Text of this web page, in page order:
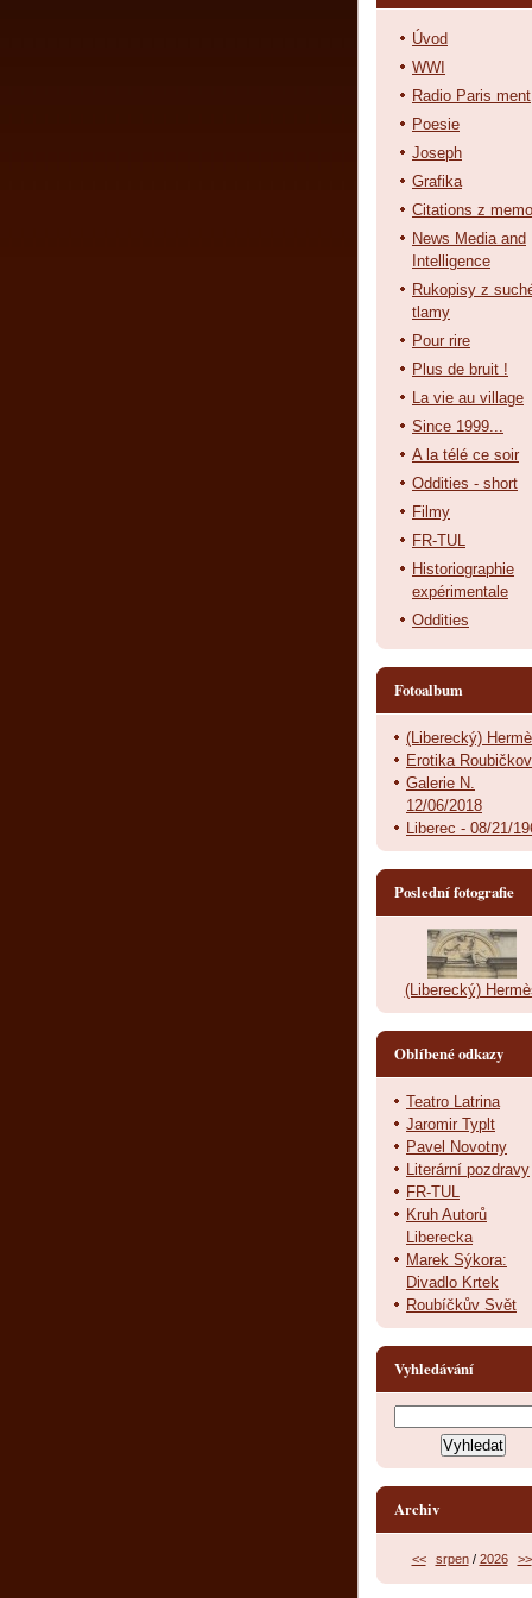
Úvod
WWI
Radio Paris ment
Poesie
Joseph
Grafika
Citations z
News Media and
Intelligence
Rukopisy z
tlamy
Pour rire
Plus de bruit !
La vie au village
Since 1999...
A la télé ce soir
Oddities - short
Filmy
FR-TUL
Historiographie
expérimentale
Oddities
Fotoalbum
(Liberecký)
Erotika
Galerie N.
12/06/2018
Liberec - 08/21/
Poslední fotografie
(Liberecký)
Oblíbené odkazy
Teatro Latrina
Jaromir Typlt
Pavel Novotny
Literární pozdravy
FR-TUL
Kruh Autorů
Liberecka
Marek Sýkora:
Divadlo Krtek
Roubíčkův Svět
Vyhledávání
Archiv
<< srpen/ 2026 >>